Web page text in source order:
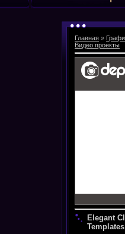
Главная »
Видео проекты
Elegant
Templates